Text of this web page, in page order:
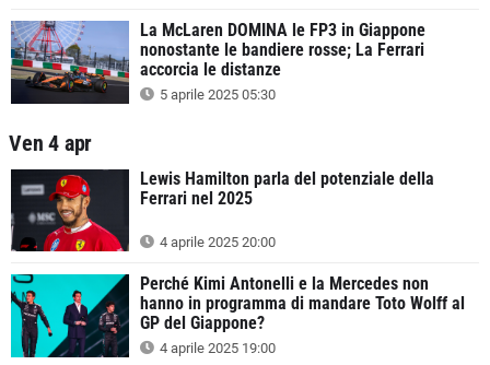
La McLaren DOMINA le FP3 in Giappone
nonostante le bandiere rosse; La Ferrari
accorcia le distanze
5 aprile 2025 05:30
Ven 4 apr
Lewis Hamilton parla del potenziale della
Ferrari nel 2025
4 aprile 2025 20:00
Perché Kimi Antonelli e la Mercedes non
hanno in programma di mandare Toto Wolff al
GP del Giappone?
4 aprile 2025 19:00